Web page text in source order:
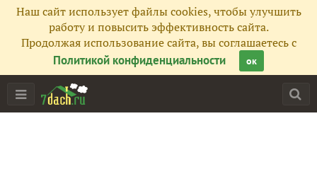
Наш сайт использует файлы cookies, чтобы улучшить
работу и повысить эффективность сайта.
Продолжая использование сайта, вы соглашаетесь с
Политикой конфиденциальности
ок